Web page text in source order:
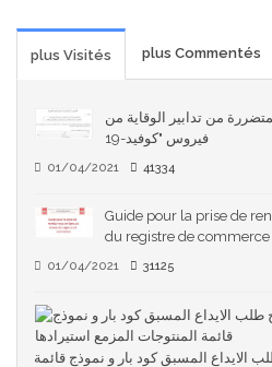
plus Visités plus Commentés
من تدابير الوقاية من
فيروس "كوفيد-19
01/04/2021 41334
Guide pour la prise de
du registre de commerce
01/04/2021 31125
الايداع المسبق كود بار و نموذج قائمة